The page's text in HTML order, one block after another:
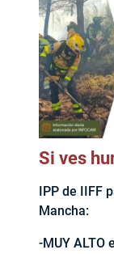
Si ves
IPP de IIFF
Mancha:
-MUY ALTO